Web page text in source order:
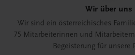
Wir über uns
Wir sind ein österreichisches
75 Mitarbeiterinnen und
Begeisterung für unsere